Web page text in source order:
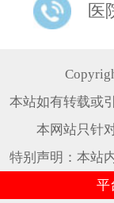
医
本站如有转载或
本网站只针
特别声明：本站
平